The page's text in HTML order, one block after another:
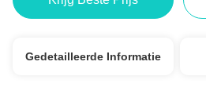
Gedetailleerde Informatie